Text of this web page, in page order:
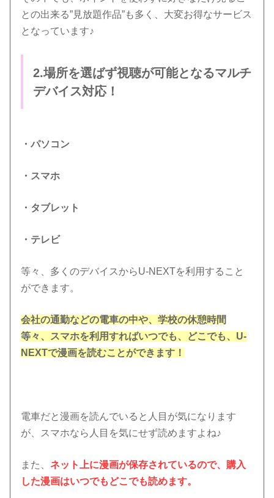
との出来る”見放題作品”も多く、大変お得なサービス
となっています♪
2.場所を選ばず視聴が可能となるマルチ
デバイス対応！
・パソコン
・スマホ
・タブレット
・テレビ
等々、多くのデバイスからU-NEXTを利用すること
ができます。
会社の通勤などの電車の中や、学校の休憩時間
等々、スマホを利用すればいつでも、どこでも、U-
NEXTで漫画を読むことができます！
電車だと漫画を読んでいると人目が気になります
が、スマホなら人目を気にせず読めますよね♪
また、ネット上に漫画が保存されているので、購入
した漫画はいつでもどこでも読めます。